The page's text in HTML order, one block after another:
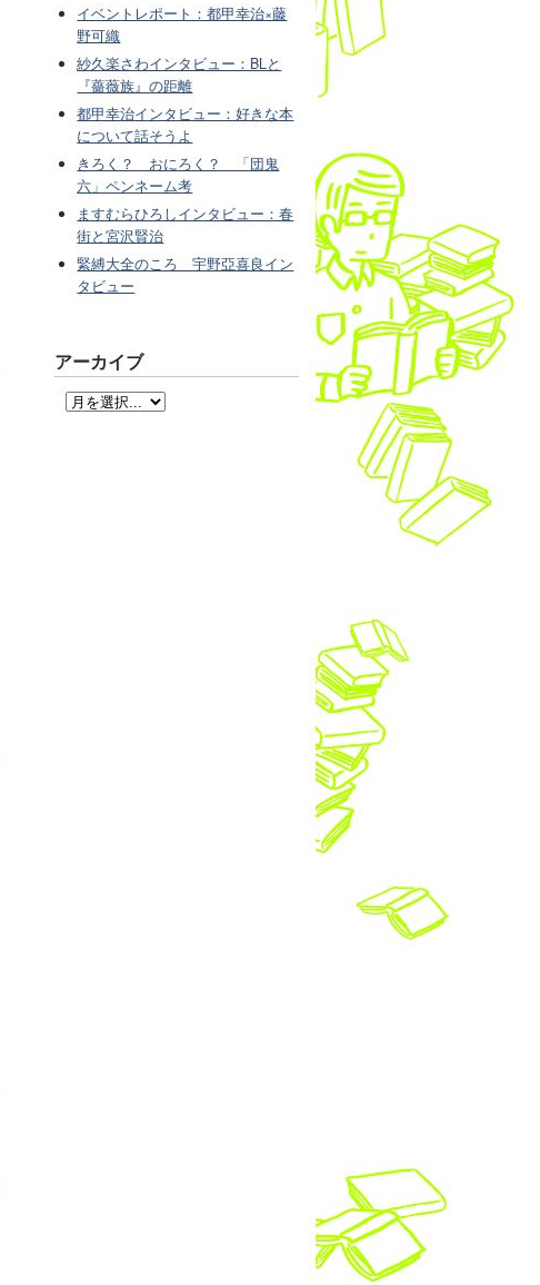
イベントレポート：都甲幸治×藤
野可織
紗久楽さわインタビュー：BLと
『薔薇族』の距離
都甲幸治インタビュー：好きな本
について話そうよ
きろく？ おにろく？ 「団鬼
六」ペンネーム考
ますむらひろしインタビュー：春
街と宮沢賢治
緊縛大全のころ 宇野亞喜良イン
タビュー
アーカイブ